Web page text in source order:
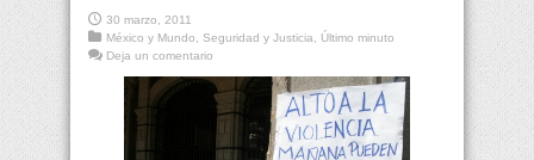
30 marzo, 2011
México y Mundo
Seguridad y Justicia
Último minuto
Deja un comentario